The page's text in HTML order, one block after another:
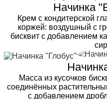
Начинка
Крем с кондитерской
коржей: воздушный с
бисквит с добавлением
Масса из кусочков
соединённых
с добавлением